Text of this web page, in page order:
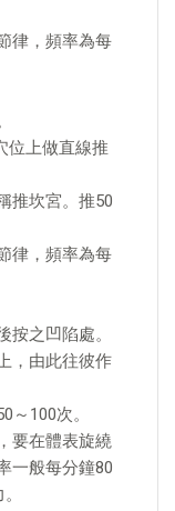
律，頻率為每
位上做直線推
推坎宮。推50
律，頻率為每
之凹陷處。
，由此往彼作
100次。
要在體表旋繞
一般每分鐘80